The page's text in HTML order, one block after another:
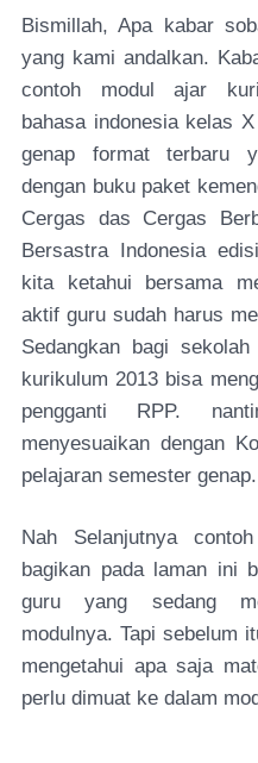
Bismillah, Apa kabar
yang kami andalkan.
contoh modul ajar
bahasa indonesia kelas
genap format terbaru
dengan buku paket
Cergas das Cergas
Bersastra Indonesia
kita ketahui bersama
aktif guru sudah harus
Sedangkan bagi
kurikulum 2013 bisa
pengganti RPP.
menyesuaikan dengan
pelajaran semester genap.
Nah Selanjutnya
bagikan pada laman ini
guru yang sedang
modulnya. Tapi sebelum
mengetahui apa saja
perlu dimuat ke dalam